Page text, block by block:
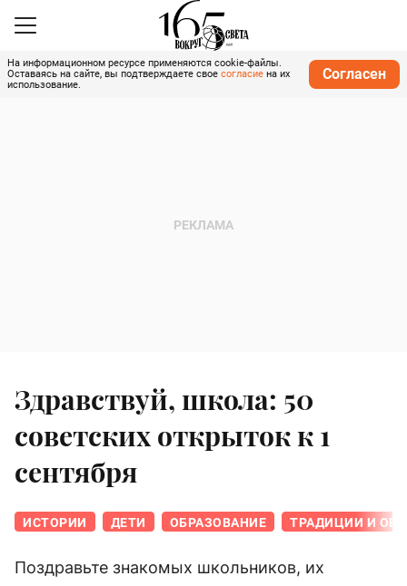
На информационном ресурсе применяются cookie-файлы.
Оставаясь на сайте, вы подтверждаете свое согласие на их
использование.
Согласен
Здравствуй, школа: 50
советских открыток к 1
сентября
ИСТОРИИ ДЕТИ ОБРАЗОВАНИЕ ТРАДИЦИИ И
Поздравьте знакомых школьников, их